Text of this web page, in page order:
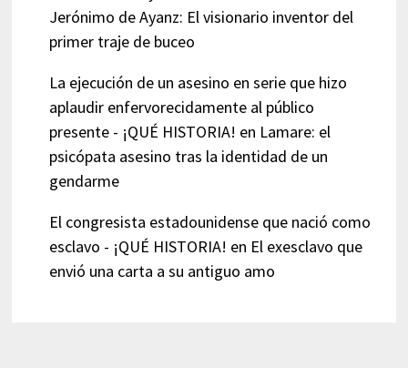
Jerónimo de Ayanz: El visionario inventor del
primer traje de buceo
La ejecución de un asesino en serie que hizo
aplaudir enfervorecidamente al público
presente - ¡QUÉ HISTORIA! en Lamare: el
psicópata asesino tras la identidad de un
gendarme
El congresista estadounidense que nació como
esclavo - ¡QUÉ HISTORIA! en El exesclavo que
envió una carta a su antiguo amo